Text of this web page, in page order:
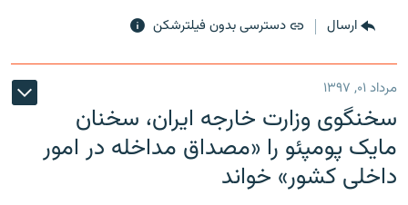
ارسال دسترسی بدون فیلترشکن
مرداد ۰۱, ۱۳۹۷
سخنگوی وزارت خارجه ایران، سخنان
مایک پومپئو را «مصداق مداخله در امور
داخلی کشور» خواند